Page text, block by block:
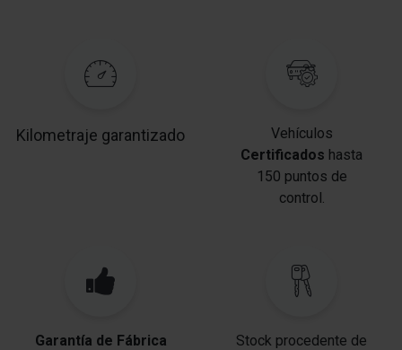
Kilometraje garantizado
Vehículos
Certificados hasta
150 puntos de
control.
Garantía de Fábrica
Stock procedente de